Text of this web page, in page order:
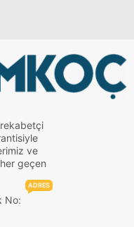
ve
geçen
No:
ADRES